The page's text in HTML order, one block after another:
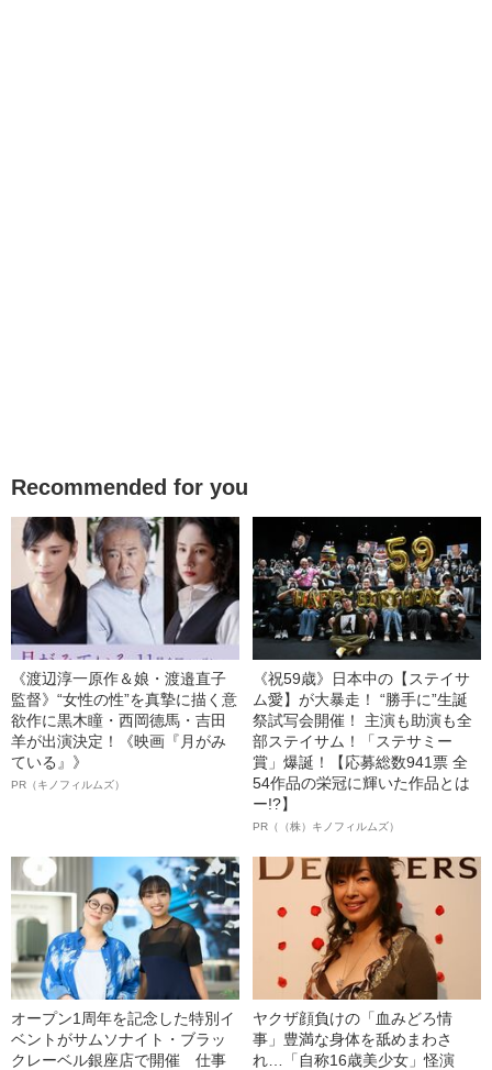
Recommended for you
《渡辺淳一原作＆娘・渡邉直子
監督》“女性の性”を真摯に描く意
欲作に黒木瞳・西岡德馬・吉田
羊が出演決定！《映画『月がみ
ている』》
PR（キノフィルムズ）
《祝59歳》日本中の【ステイサ
ム愛】が大暴走！ “勝手に”生誕
祭試写会開催！ 主演も助演も全
部ステイサム！「ステサミー
賞」爆誕！【応募総数941票 全
54作品の栄冠に輝いた作品とは
ー!?】
PR（（株）キノフィルムズ）
オープン1周年を記念した特別イ
ベントがサムソナイト・ブラッ
クレーベル銀座店で開催 仕事
ヤクザ顔負けの「血みどろ情
事」豊満な身体を舐めまわさ
れ…「自称16歳美少女」怪演